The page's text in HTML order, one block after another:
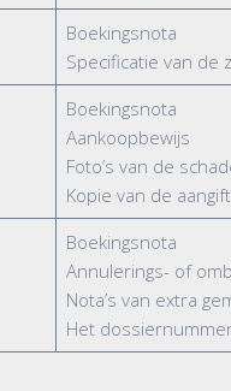
Boekingsnota
Specificatie van de
Boekingsnota
Aankoopbewijs
Foto’s van de
Kopie van de
Boekingsnota
Annulerings- of
Nota’s van extra
Het